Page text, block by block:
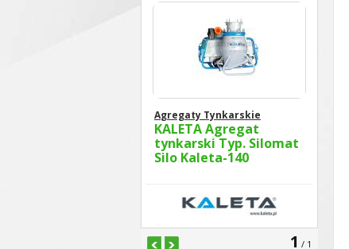
Agregaty Tynkarskie
KALETA Agregat
tynkarski Typ. Silomat
Silo Kaleta-140
1 / 1